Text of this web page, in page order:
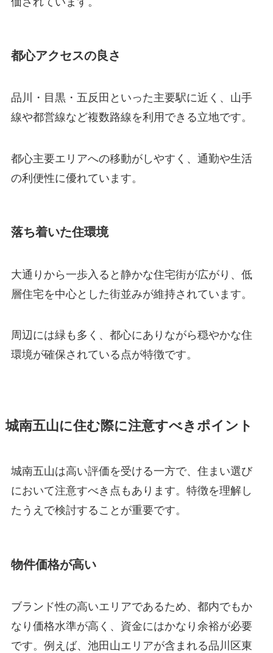
都心アクセスの良さ
品川・目黒・五反田といった主要駅に近く、山手
線や都営線など複数路線を利用できる立地です。
都心主要エリアへの移動がしやすく、通勤や生活
の利便性に優れています。
落ち着いた住環境
大通りから一歩入ると静かな住宅街が広がり、低
層住宅を中心とした街並みが維持されています。
周辺には緑も多く、都心にありながら穏やかな住
環境が確保されている点が特徴です。
城南五山に住む際に注意すべきポイント
城南五山は高い評価を受ける一方で、住まい選び
において注意すべき点もあります。特徴を理解し
たうえで検討することが重要です。
物件価格が高い
ブランド性の高いエリアであるため、都内でもか
なり価格水準が高く、資金にはかなり余裕が必要
です。例えば、池田山エリアが含まれる品川区東